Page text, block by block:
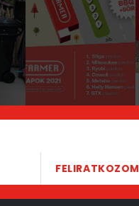
FELIRATKOZOM